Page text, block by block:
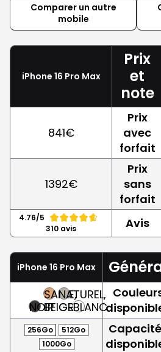
Comparer un autre
mobile
iPhone 16 Pro Max
Prix
et
note
841€
Prix
avec
forfait
1392€
Prix
sans
forfait
4.76/5
310 avis
Avis
iPhone 16 Pro Max
NOIR
SABLE,
BEIGE
NATUREL,
GRISBLANC
256Go
512Go
1000Go